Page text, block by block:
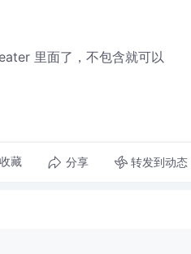
里面了，不包含就可以
收藏 分享 转发到动态